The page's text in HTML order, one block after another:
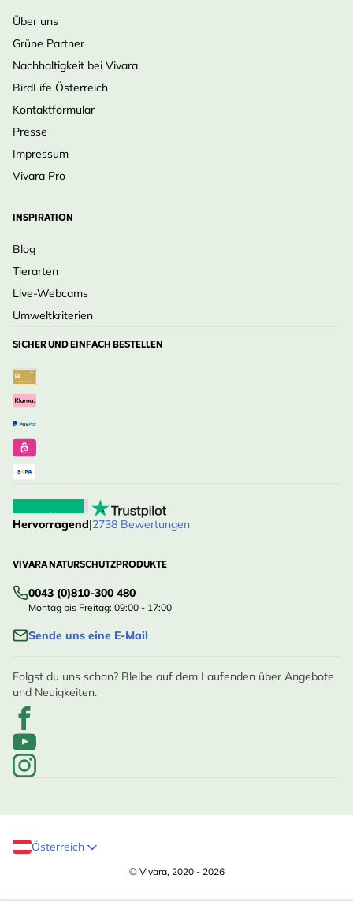
Über uns
Grüne Partner
Nachhaltigkeit bei Vivara
BirdLife Österreich
Kontaktformular
Presse
Impressum
Vivara Pro
INSPIRATION
Blog
Tierarten
Live-Webcams
Umweltkriterien
SICHER UND EINFACH BESTELLEN
Hervorragend|2738 Bewertungen
VIVARA NATURSCHUTZPRODUKTE
0043 (0)810-300 480
Montag bis Freitag: 09:00 - 17:00
Sende uns eine E-Mail
Folgst du uns schon? Bleibe auf dem Laufenden über Angebote
und Neuigkeiten.
Österreich
© Vivara, 2020 - 2026